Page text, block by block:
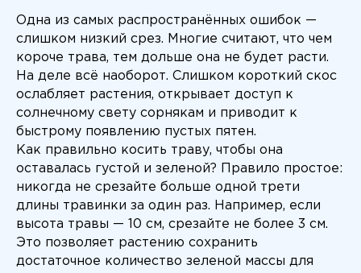
Одна из самых распространённых ошибок —
слишком низкий срез. Многие считают, что чем
короче трава, тем дольше она не будет расти.
На деле всё наоборот. Слишком короткий скос
ослабляет растения, открывает доступ к
солнечному свету сорнякам и приводит к
быстрому появлению пустых пятен.
Как правильно косить траву, чтобы она
оставалась густой и зеленой? Правило простое:
никогда не срезайте больше одной трети
длины травинки за один раз. Например, если
высота травы — 10 см, срезайте не более 3 см.
Это позволяет растению сохранить
достаточное количество зеленой массы для